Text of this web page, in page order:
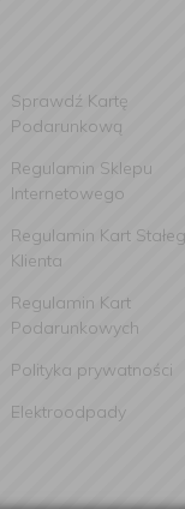
Sprawdź Kartę
Podarunkową
Regulamin Sklepu
Internetowego
Regulamin Kart
Klienta
Regulamin Kart
Podarunkowych
Polityka prywatności
Elektroodpady